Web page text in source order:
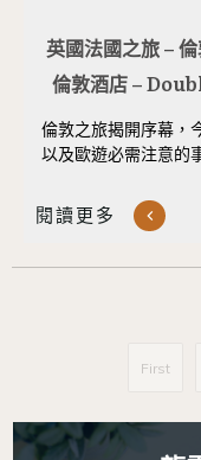
英國法國之旅 –
倫敦酒店 –
倫敦之旅揭開序幕，
以及歐遊必需注意的
閱讀更多
First